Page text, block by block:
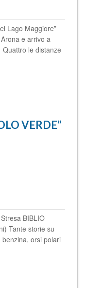
Lago Maggiore”
e arrivo a
le distanze
VERDE”
BIBLIO
Tante storie su
orsi polari